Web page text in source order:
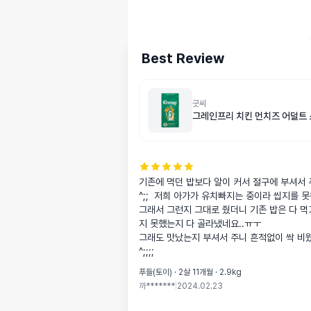
Best Review
굿씨
그레인프리 치킨 먼치즈 어덜
기존에 먹던 밥보다 알이 커서 절구에 부셔서
^;;  저희 아가가 유치빠지는 중이라 씹지를
그래서 그런지 그대로 줬더니 기존 밥은 다
지 못했는지 다 골라냈네요..ㅠㅜ
그래도 맛났는지 부셔서 주니 흔적없이 싹 비
^;;;;
푸들(토이) · 2살 11개월 · 2.9kg
까******* 2024.02.23